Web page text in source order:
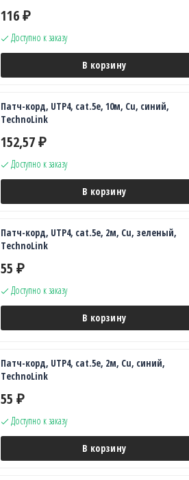
116 ₽
Доступно к заказу
В корзину
Патч-корд, UTP4, cat.5e, 10м, Сu, синий,
TechnoLink
152,57 ₽
Доступно к заказу
В корзину
Патч-корд, UTP4, cat.5e, 2м, Сu, зеленый,
TechnoLink
55 ₽
Доступно к заказу
В корзину
Патч-корд, UTP4, cat.5e, 2м, Сu, синий,
TechnoLink
55 ₽
Доступно к заказу
В корзину